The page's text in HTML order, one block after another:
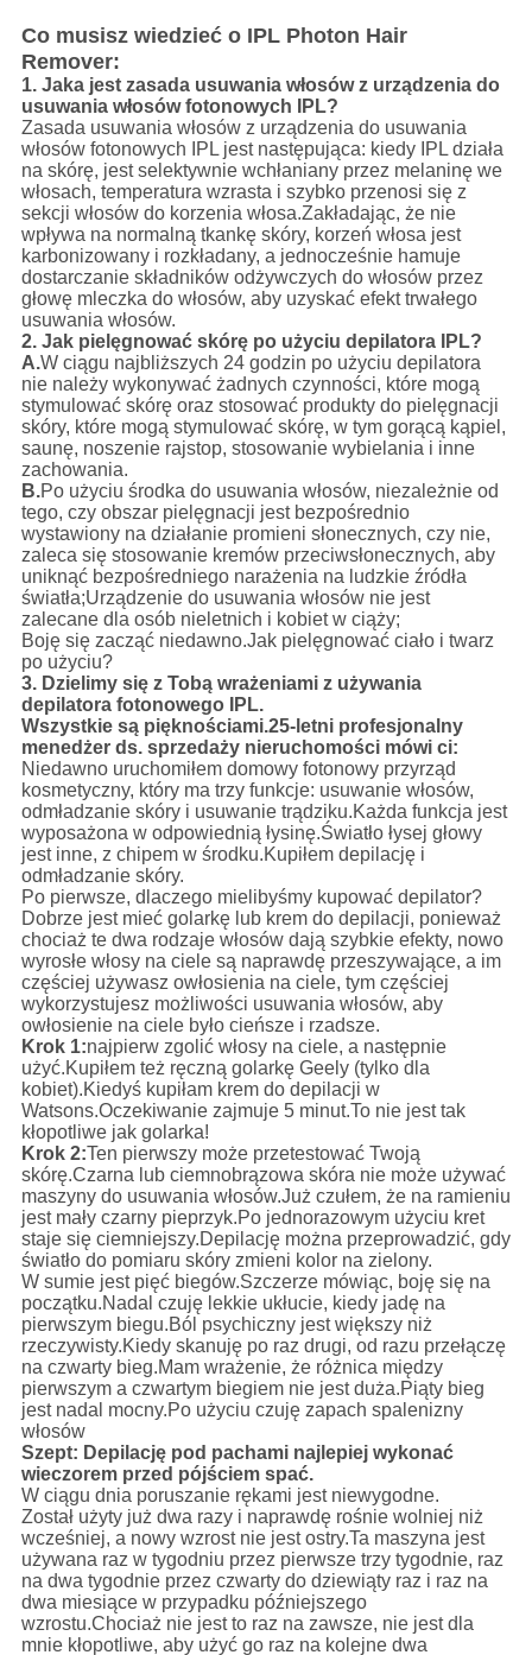
Co musisz wiedzieć o IPL Photon Hair
Remover:
1. Jaka jest zasada usuwania włosów z urządzenia do
usuwania włosów fotonowych IPL?
Zasada usuwania włosów z urządzenia do usuwania
włosów fotonowych IPL jest następująca: kiedy IPL działa
na skórę, jest selektywnie wchłaniany przez melaninę we
włosach, temperatura wzrasta i szybko przenosi się z
sekcji włosów do korzenia włosa.Zakładając, że nie
wpływa na normalną tkankę skóry, korzeń włosa jest
karbonizowany i rozkładany, a jednocześnie hamuje
dostarczanie składników odżywczych do włosów przez
głowę mleczka do włosów, aby uzyskać efekt trwałego
usuwania włosów.
2. Jak pielęgnować skórę po użyciu depilatora IPL?
A.W ciągu najbliższych 24 godzin po użyciu depilatora
nie należy wykonywać żadnych czynności, które mogą
stymulować skórę oraz stosować produkty do pielęgnacji
skóry, które mogą stymulować skórę, w tym gorącą kąpiel,
saunę, noszenie rajstop, stosowanie wybielania i inne
zachowania.
B.Po użyciu środka do usuwania włosów, niezależnie od
tego, czy obszar pielęgnacji jest bezpośrednio
wystawiony na działanie promieni słonecznych, czy nie,
zaleca się stosowanie kremów przeciwsłonecznych, aby
uniknąć bezpośredniego narażenia na ludzkie źródła
światła;Urządzenie do usuwania włosów nie jest
zalecane dla osób nieletnich i kobiet w ciąży;
Boję się zacząć niedawno.Jak pielęgnować ciało i twarz
po użyciu?
3. Dzielimy się z Tobą wrażeniami z używania
depilatora fotonowego IPL.
Wszystkie są pięknościami.25-letni profesjonalny
menedżer ds. sprzedaży nieruchomości mówi ci:
Niedawno uruchomiłem domowy fotonowy przyrząd
kosmetyczny, który ma trzy funkcje: usuwanie włosów,
odmładzanie skóry i usuwanie trądziku.Każda funkcja jest
wyposażona w odpowiednią łysinę.Światło łysej głowy
jest inne, z chipem w środku.Kupiłem depilację i
odmładzanie skóry.
Po pierwsze, dlaczego mielibyśmy kupować depilator?
Dobrze jest mieć golarkę lub krem ​​do depilacji, ponieważ
chociaż te dwa rodzaje włosów dają szybkie efekty, nowo
wyrosłe włosy na ciele są naprawdę przeszywające, a im
częściej używasz owłosienia na ciele, tym częściej
wykorzystujesz możliwości usuwania włosów, aby
owłosienie na ciele było cieńsze i rzadsze.
Krok 1:najpierw zgolić włosy na ciele, a następnie
użyć.Kupiłem też ręczną golarkę Geely (tylko dla
kobiet).Kiedyś kupiłam krem ​​do depilacji w
Watsons.Oczekiwanie zajmuje 5 minut.To nie jest tak
kłopotliwe jak golarka!
Krok 2:Ten pierwszy może przetestować Twoją
skórę.Czarna lub ciemnobrązowa skóra nie może używać
maszyny do usuwania włosów.Już czułem, że na ramieniu
jest mały czarny pieprzyk.Po jednorazowym użyciu kret
staje się ciemniejszy.Depilację można przeprowadzić, gdy
światło do pomiaru skóry zmieni kolor na zielony.
W sumie jest pięć biegów.Szczerze mówiąc, boję się na
początku.Nadal czuję lekkie ukłucie, kiedy jadę na
pierwszym biegu.Ból psychiczny jest większy niż
rzeczywisty.Kiedy skanuję po raz drugi, od razu przełączę
na czwarty bieg.Mam wrażenie, że różnica między
pierwszym a czwartym biegiem nie jest duża.Piąty bieg
jest nadal mocny.Po użyciu czuję zapach spalenizny
włosów
Szept: Depilację pod pachami najlepiej wykonać
wieczorem przed pójściem spać.
W ciągu dnia poruszanie rękami jest niewygodne.
Został użyty już dwa razy i naprawdę rośnie wolniej niż
wcześniej, a nowy wzrost nie jest ostry.Ta maszyna jest
używana raz w tygodniu przez pierwsze trzy tygodnie, raz
na dwa tygodnie przez czwarty do dziewiąty raz i raz na
dwa miesiące w przypadku późniejszego
wzrostu.Chociaż nie jest to raz na zawsze, nie jest dla
mnie kłopotliwe, aby użyć go raz na kolejne dwa